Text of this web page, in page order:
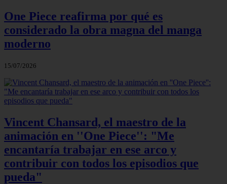
One Piece reafirma por qué es
considerado la obra magna del manga
moderno
15/07/2026
Vincent Chansard, el maestro de la
animación en ''One Piece'': "Me
encantaría trabajar en ese arco y
contribuir con todos los episodios que
pueda"